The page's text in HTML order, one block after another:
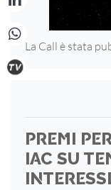
La Call è stata
PREMI
IAC SU